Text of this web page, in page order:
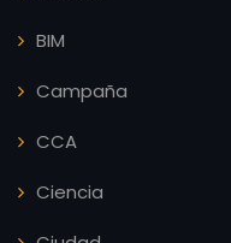
BIM
Campaña
CCA
Ciencia